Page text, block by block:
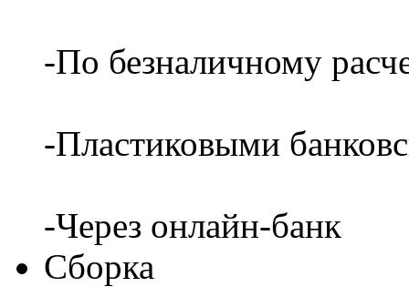
-По безналичному
-Пластиковыми
-Через онлайн-банк
Сборка